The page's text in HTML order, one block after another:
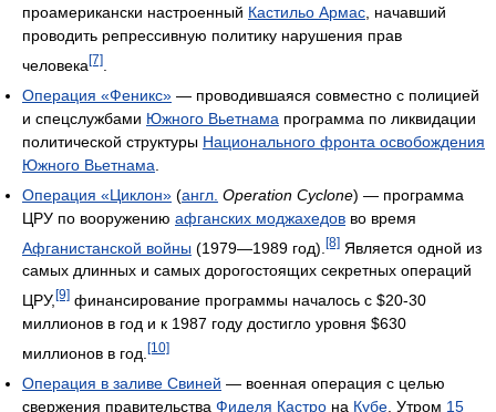
проамерикански настроенный Кастильо Армас , начавший
проводить репрессивную политику нарушения прав
человека [7]
Операция «Феникс» — проводившаяся совместно с полицией
и спецслужбами Южного Вьетнама программа по ликвидации
политической структуры Национального фронта освобождения
Южного Вьетнама
Операция «Циклон» (англ. Operation Cyclone) — программа
ЦРУ по вооружению афганских моджахедов во время
Афганистанской войны (1979—1989 год). [8] Является одной из
самых длинных и самых дорогостоящих секретных операций
ЦРУ, [9] финансирование программы началось с $20-30
миллионов в год и к 1987 году достигло уровня $630
миллионов в год. [10]
Операция в заливе Свиней — военная операция с целью
свержения правительства Фиделя Кастро на Кубе . Утром 15